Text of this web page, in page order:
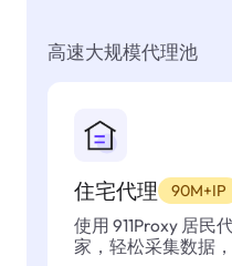
高速大规模代理池
住宅代理 90M+IP
使用 911Proxy 居民
家，轻松采集数据